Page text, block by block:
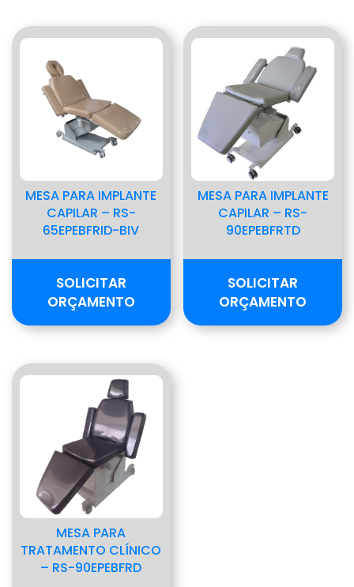
MESA PARA IMPLANTE
CAPILAR – RS-
65EPEBFRID-BIV
SOLICITAR
ORÇAMENTO
MESA PARA IMPLANTE
CAPILAR – RS-
90EPEBFRTD
SOLICITAR
ORÇAMENTO
MESA PARA
TRATAMENTO CLÍNICO
– RS-90EPEBFRD